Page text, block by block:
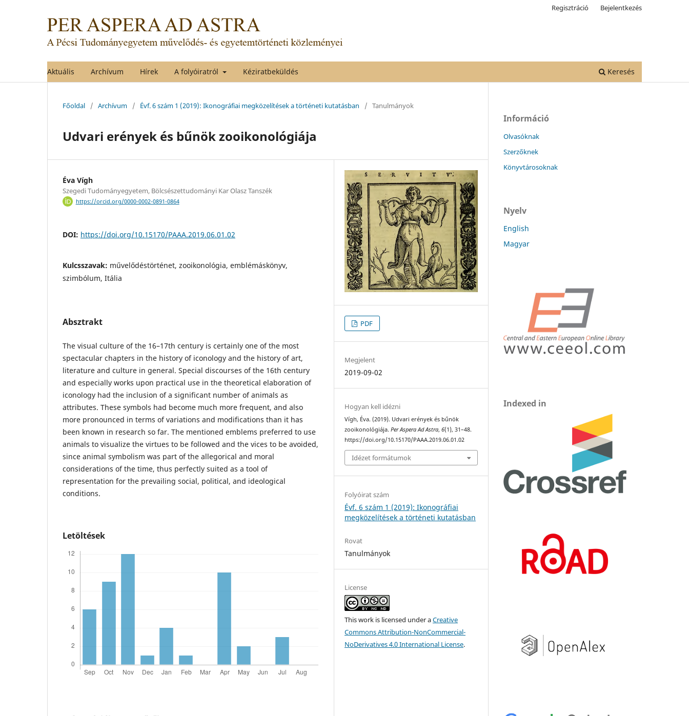
Aktuális Archívum Hírek A folyóiratról Kéziratbeküldés Keresés
Regisztráció Bejelentkezés
Főoldal / Archívum / Évf. 6 szám 1 (2019): Ikonográfiai megközelítések a történeti kutatásban / Tanulmányok
Udvari erények és bűnök zooikonológiája
Éva Vígh
Szegedi Tudományegyetem, Bölcsészettudományi Kar Olasz Tanszék
https://orcid.org/0000-0002-0891-0864
DOI: https://doi.org/10.15170/PAAA.2019.06.01.02
Kulcsszavak: művelődéstörténet, zooikonológia, emblémáskönyv,
szimbólum, Itália
Absztrakt
The visual culture of the 16–17th century is certainly one of the most
spectacular chapters in the history of iconology and the history of art,
literature and culture in general. Special discourses of the 16th century
and especially works upon practical use in the theoretical elaboration of
iconology had the inclusion of a significant number of animals as
attributes. These symbols had become much more frequent, and also
more pronounced in terms of variations and modifications than it has
been known in research so far. The mentioned emblems preferred to use
animals to visualize the virtues to be followed and the vices to be avoided,
since animal symbolism was part of the allegorical and moral
considerations of the time, thus perfectly suited as a tool of
representation for the prevailing social, political, and ideological
conditions.
Letöltések
PDF
Megjelent
2019-09-02
Hogyan kell idézni
Vígh, Éva. (2019). Udvari erények és bűnök
zooikonológiája.Per Aspera Ad Astra,6(1), 31–48.
https://doi.org/10.15170/PAAA.2019.06.01.02
Idézet formátumok
Folyóirat szám
Évf. 6 szám 1 (2019): Ikonográfiai
megközelítések a történeti kutatásban
Rovat
Tanulmányok
License
This work is licensed under aCreative
Commons Attribution-NonCommercial-
NoDerivatives 4.0 International License.
Információ
Olvasóknak
Szerzőknek
Könyvtárosoknak
Nyelv
English
Magyar
Indexed in